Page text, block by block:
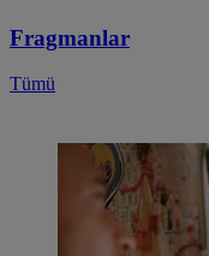
Fragmanlar
Tümü